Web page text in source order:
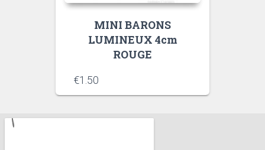
MINI BARONS
LUMINEUX 4cm
ROUGE
€1.50